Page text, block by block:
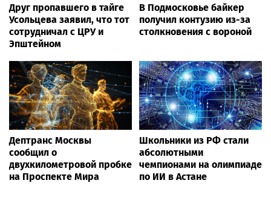
Друг пропавшего в тайге
Усольцева заявил, что тот
сотрудничал с ЦРУ и
Эпштейном
В Подмосковье байкер
получил контузию из-за
столкновения с вороной
Дептранс Москвы
сообщил о
двухкилометровой пробке
на Проспекте Мира
Школьники из РФ стали
абсолютными
чемпионами на олимпиаде
по ИИ в Астане